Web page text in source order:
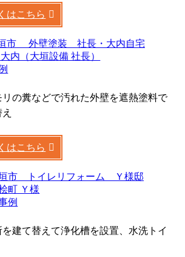
はこちら
内（大垣設備 社長）
リの糞などで汚れた外壁を遮熱塗料で
はこちら
町 Ｙ様
例
を建て替えて浄化槽を設置、水洗トイ